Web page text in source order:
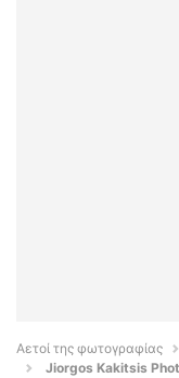
Αετοί της φωτογραφίας
Jiorgos Kakitsis